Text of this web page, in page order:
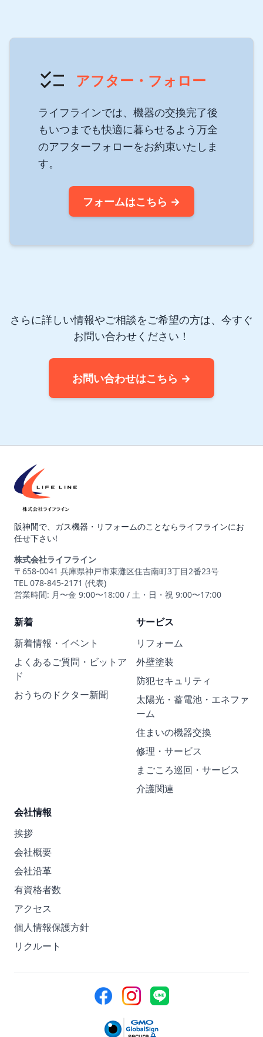
アフター・フォロー
ライフラインでは、機器の交換完了後
もいつまでも快適に暮らせるよう万全
のアフターフォローをお約束いたしま
す。
フォームはこちら →
さらに詳しい情報やご相談をご希望の方は、今すぐ
お問い合わせください！
お問い合わせはこちら →
阪神間で、ガス機器・リフォームのことならライフラインにお
任せ下さい!
株式会社ライフライン
〒658-0041 兵庫県神戸市東灘区住吉南町3丁目2番23号
TEL 078-845-2171 (代表)
営業時間: 月〜金 9:00〜18:00 / 土・日・祝 9:00〜17:00
新着
新着情報・イベント
よくあるご質問・ビットア
ド
おうちのドクター新聞
サービス
リフォーム
外壁塗装
防犯セキュリティ
太陽光・蓄電池・エネファ
ーム
住まいの機器交換
修理・サービス
まごころ巡回・サービス
介護関連
会社情報
挨拶
会社概要
会社沿革
有資格者数
アクセス
個人情報保護方針
リクルート